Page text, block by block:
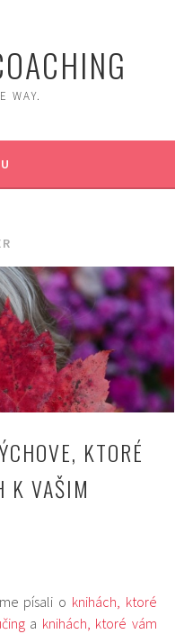
WAY.
KTORÉ
K VAŠIM
písali o knihách, ktoré
a knihách, ktoré vám